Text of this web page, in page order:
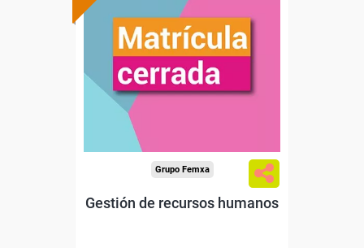
Grupo Femxa
Gestión de recursos humanos